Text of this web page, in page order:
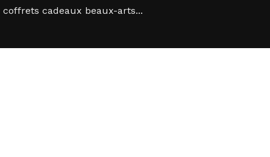
coffrets cadeaux beaux-arts...